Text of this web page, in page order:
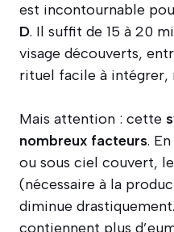
est incontournable
D. Il suffit de 15 à 20
visage découverts,
rituel facile à intégrer,
Mais attention : cette
nombreux facteurs.
ou sous ciel couvert,
(nécessaire à la
diminue
contiennent plus